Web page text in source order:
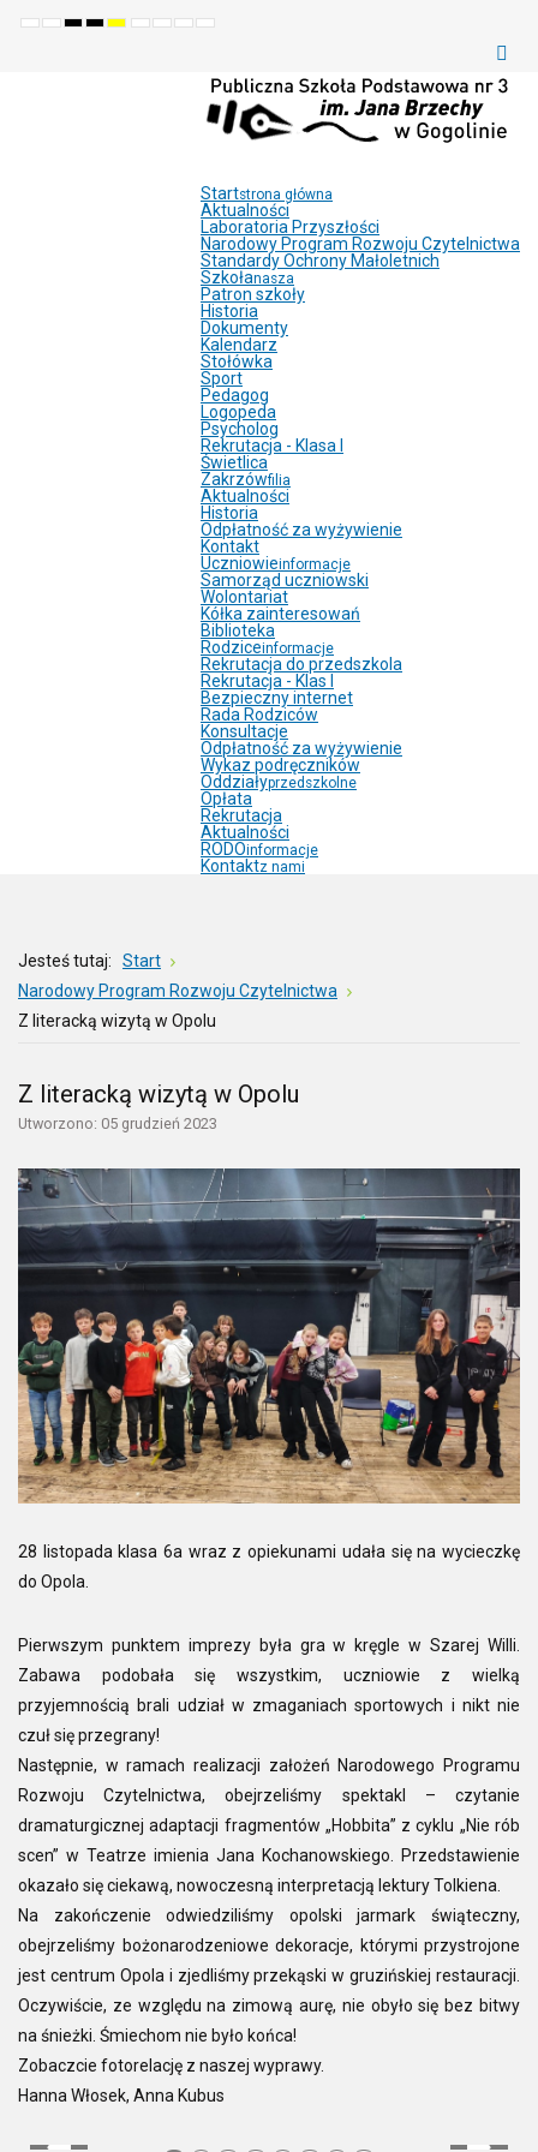
Default
NightHighHighHighSetSetMake
Set
Startstrona główna
Aktualności
Laboratoria Przyszłości
Narodowy Program Rozwoju Czytelnictwa
Standardy Ochrony Małoletnich
Szkołanasza
Patron szkoły
Historia
Dokumenty
Kalendarz
Stołówka
Sport
Pedagog
Logopeda
Psycholog
Rekrutacja - Klasa I
Świetlica
Zakrzówfilia
Aktualności
Historia
Odpłatność za wyżywienie
Kontakt
Uczniowieinformacje
Samorząd uczniowski
Wolontariat
Kółka zainteresowań
Biblioteka
Rodziceinformacje
Rekrutacja do przedszkola
Rekrutacja - Klas I
Bezpieczny internet
Rada Rodziców
Konsultacje
Odpłatność za wyżywienie
Wykaz podręczników
Oddziałyprzedszkolne
Opłata
Rekrutacja
Aktualności
RODOinformacje
Kontaktz nami
Jesteś tutaj:
Start
Narodowy Program Rozwoju Czytelnictwa
Z literacką wizytą w Opolu
Z literacką wizytą w Opolu
Utworzono: 05 grudzień 2023
28 listopada klasa 6a wraz z opiekunami udała się na wycieczkę
do Opola.
Pierwszym punktem imprezy była gra w kręgle w Szarej Willi.
Zabawa podobała się wszystkim, uczniowie z wielką
przyjemnością brali udział w zmaganiach sportowych i nikt nie
czuł się przegrany!
Następnie, w ramach realizacji założeń Narodowego Programu
Rozwoju Czytelnictwa, obejrzeliśmy spektakl – czytanie
dramaturgicznej adaptacji fragmentów „Hobbita” z cyklu „Nie rób
scen” w Teatrze imienia Jana Kochanowskiego. Przedstawienie
okazało się ciekawą, nowoczesną interpretacją lektury Tolkiena.
Na zakończenie odwiedziliśmy opolski jarmark świąteczny,
obejrzeliśmy bożonarodzeniowe dekoracje, którymi przystrojone
jest centrum Opola i zjedliśmy przekąski w gruzińskiej restauracji.
Oczywiście, ze względu na zimową aurę, nie obyło się bez bitwy
na śnieżki. Śmiechom nie było końca!
Zobaczcie fotorelację z naszej wyprawy.
Hanna Włosek, Anna Kubus